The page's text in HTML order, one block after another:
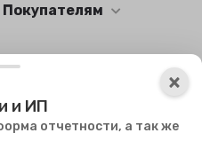
Покупателям
данные
на обработку своих
покинуть наш сайт.
и ИП
отчетности, а так же
×